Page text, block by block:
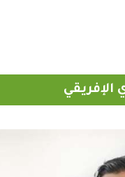
الإفريقي